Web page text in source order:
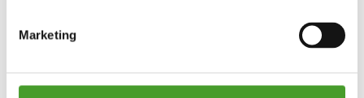
Marketing